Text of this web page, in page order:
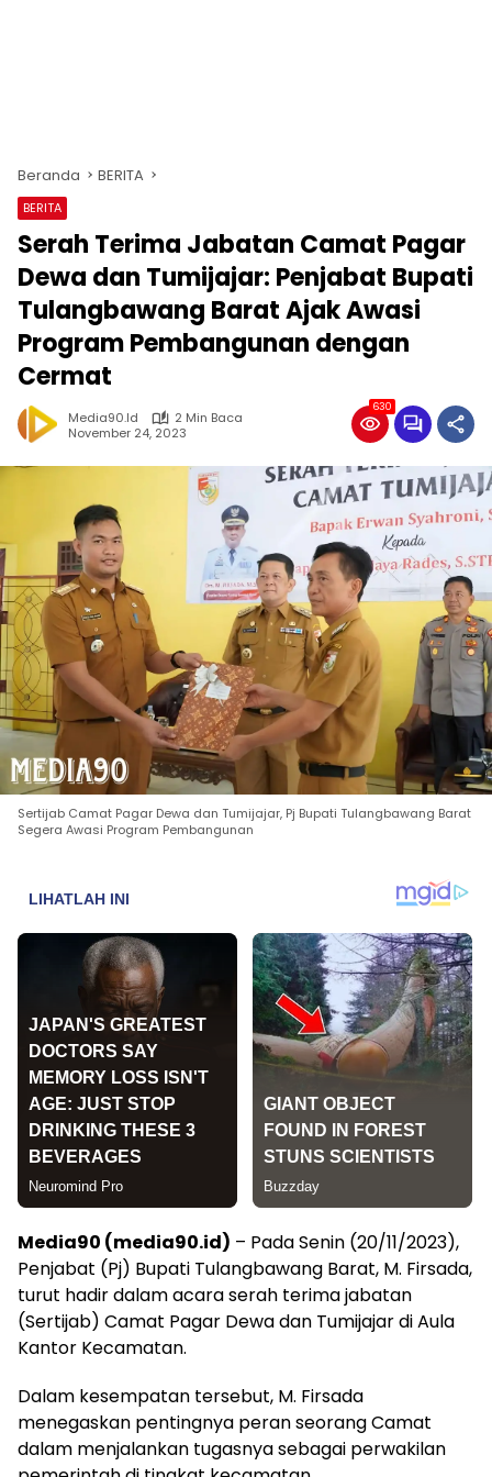
Beranda BERITA
BERITA
Serah Terima Jabatan Camat Pagar
Dewa dan Tumijajar: Penjabat Bupati
Tulangbawang Barat Ajak Awasi
Program Pembangunan dengan
Cermat
Media90.id
2 Min Baca
November 24, 2023
630
Sertijab Camat Pagar Dewa dan Tumijajar, Pj Bupati Tulangbawang Barat
Segera Awasi Program Pembangunan
Media90 (media90.id) – Pada Senin (20/11/2023),
Penjabat (Pj) Bupati Tulangbawang Barat, M. Firsada,
turut hadir dalam acara serah terima jabatan
(Sertijab) Camat Pagar Dewa dan Tumijajar di Aula
Kantor Kecamatan.
Dalam kesempatan tersebut, M. Firsada
menegaskan pentingnya peran seorang Camat
dalam menjalankan tugasnya sebagai perwakilan